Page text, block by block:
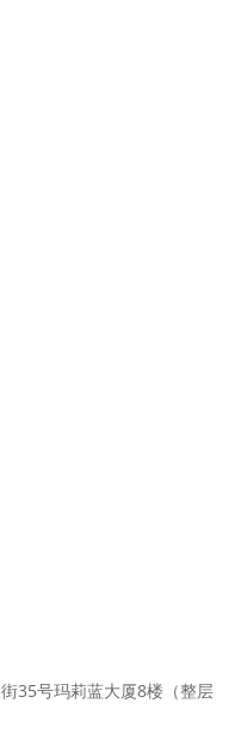
35号玛莉蓝大厦8楼（整层